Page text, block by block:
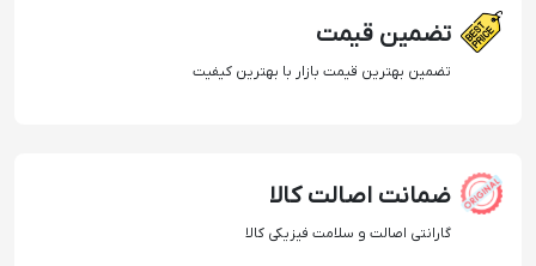
تضمین قیمت
تضمین بهترین قیمت بازار با بهترین کیفیت
ضمانت اصالت کالا
گارانتی اصالت و سلامت فیزیکی کالا